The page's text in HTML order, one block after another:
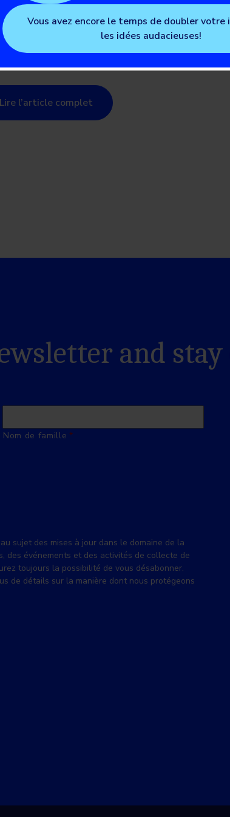
une
en
Lire l’article complet
and stay
Nom de famille
sujet des mises à jour dans le domaine de la
des événements et des activités de collecte de
toujours la possibilité de vous désabonner.
de détails sur la manière dont nous protégeons
Vous avez encore le temps de doubler votre
les idées audacieuses!